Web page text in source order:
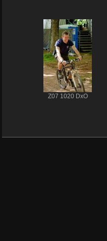
Z07 1020 DxO